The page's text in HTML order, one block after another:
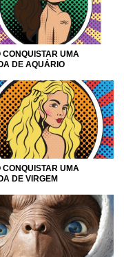
CONQUISTAR UMA
DE AQUÁRIO
CONQUISTAR UMA
DE VIRGEM